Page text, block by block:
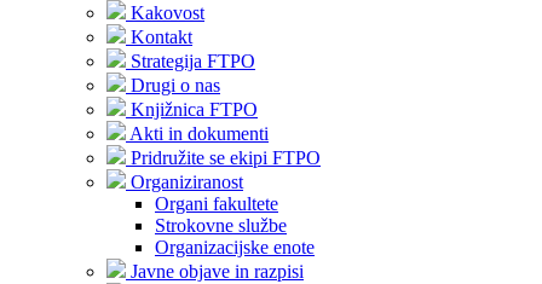
Kakovost
Kontakt
Strategija FTPO
Drugi o nas
Knjižnica FTPO
Akti in dokumenti
Pridružite se ekipi FTPO
Organiziranost
Organi fakultete
Strokovne službe
Organizacijske enote
Javne objave in razpisi